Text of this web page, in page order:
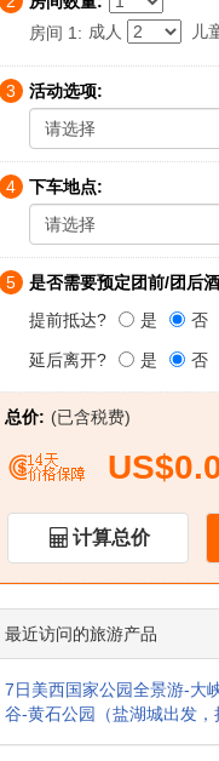
房间 1: 成人 儿
3
活动选项:
请选择
4
下车地点:
请选择
5 是否需要预定团前/团后
提前抵达?
是 否
延后离开? 是 否
总价: (已含税费)
计算总价
最近访问的旅游产品
7日美西国家公园全景游-大
谷-黄石公园（盐湖城出发，